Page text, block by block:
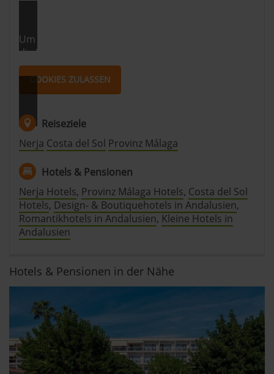
Um dir die Karte anschauen zu können, musst du
die Marketing Cookies akzeptieren.
COOKIES ZULASSEN
Reiseziele
Nerja Costa del Sol Provinz Málaga
Hotels & Pensionen
Nerja Hotels, Provinz Málaga Hotels, Costa del Sol
Hotels, Design- & Boutiquehotels in Andalusien,
Romantikhotels in Andalusien, Kleine Hotels in
Andalusien
Hotels & Pensionen in der Nähe